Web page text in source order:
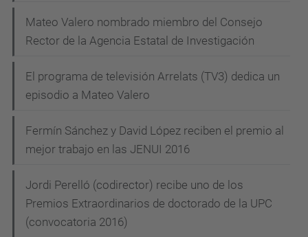
Mateo Valero nombrado miembro del Consejo
Rector de la Agencia Estatal de Investigación
El programa de televisión Arrelats (TV3) dedica un
episodio a Mateo Valero
Fermín Sánchez y David López reciben el premio al
mejor trabajo en las JENUI 2016
Jordi Perelló (codirector) recibe uno de los
Premios Extraordinarios de doctorado de la UPC
(convocatoria 2016)